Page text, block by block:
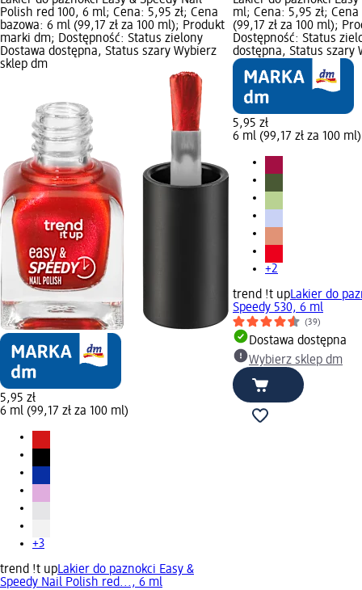
Polish red 100, 6 ml; Cena: 5,95 zł; Cena
bazowa: 6 ml (99,17 zł za 100 ml); Produkt
marki dm; Dostępność: Status zielony
Dostawa dostępna, Status szary Wybierz
sklep dm
5,95 zł
6 ml (99,17 zł za 100 ml)
+3
trend !t upLakier do paznokci Easy &
Speedy Nail Polish red..., 6 ml
ml; Cena: 5,95 zł;
(99,17 zł za 100 ml);
Dostępność: Status
dostępna, Status szary
5,95 zł
6 ml (99,17 zł za 100 ml)
+2
trend !t upLakier do
Speedy 530, 6 ml
(39)
Dostawa dostępna
Wybierz sklep dm